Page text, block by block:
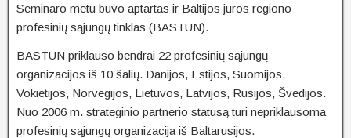
Seminaro metu buvo aptartas ir Baltijos jūros regiono
profesinių sąjungų tinklas (BASTUN).
BASTUN priklauso bendrai 22 profesinių sąjungų
organizacijos iš 10 šalių. Danijos, Estijos, Suomijos,
Vokietijos, Norvegijos, Lietuvos, Latvijos, Rusijos, Švedijos.
Nuo 2006 m. strateginio partnerio statusą turi nepriklausoma
profesinių sąjungų organizacija iš Baltarusijos.